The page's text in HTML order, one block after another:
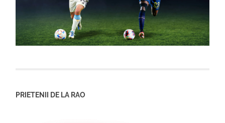
PRIETENII DE LA RAO